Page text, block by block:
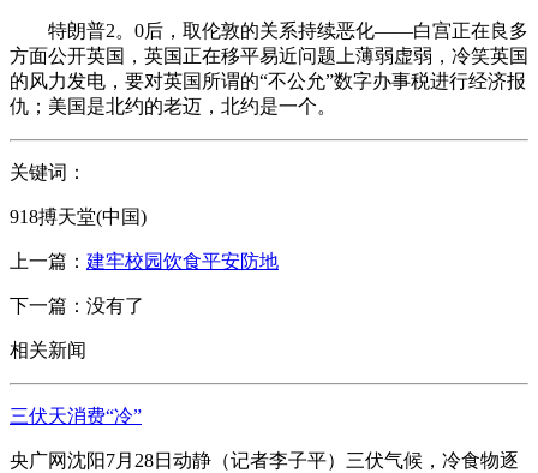
特朗普2。0后，取伦敦的关系持续恶化——白宫正在良多
方面公开英国，英国正在移平易近问题上薄弱虚弱，冷笑英国
的风力发电，要对英国所谓的“不公允”数字办事税进行经济报
仇；美国是北约的老迈，北约是一个。
关键词：
918搏天堂(中国)
上一篇： 建牢校园饮食平安防地
下一篇：没有了
相关新闻
三伏天消费“冷”
央广网沈阳7月28日动静（记者李子平）三伏气候，冷食物逐